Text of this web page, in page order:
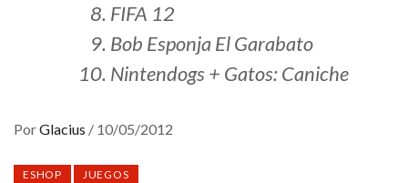
FIFA 12
Bob Esponja El Garabato
Nintendogs + Gatos: Caniche
PorGlacius / 10/05/2012
ESHOP JUEGOS